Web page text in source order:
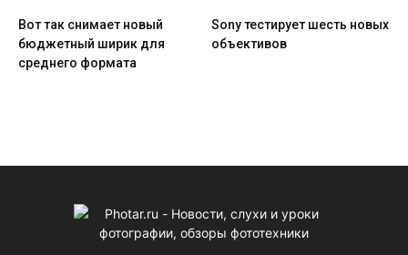
Вот так снимает новый
бюджетный ширик для
среднего формата
Sony тестирует шесть новых
объективов